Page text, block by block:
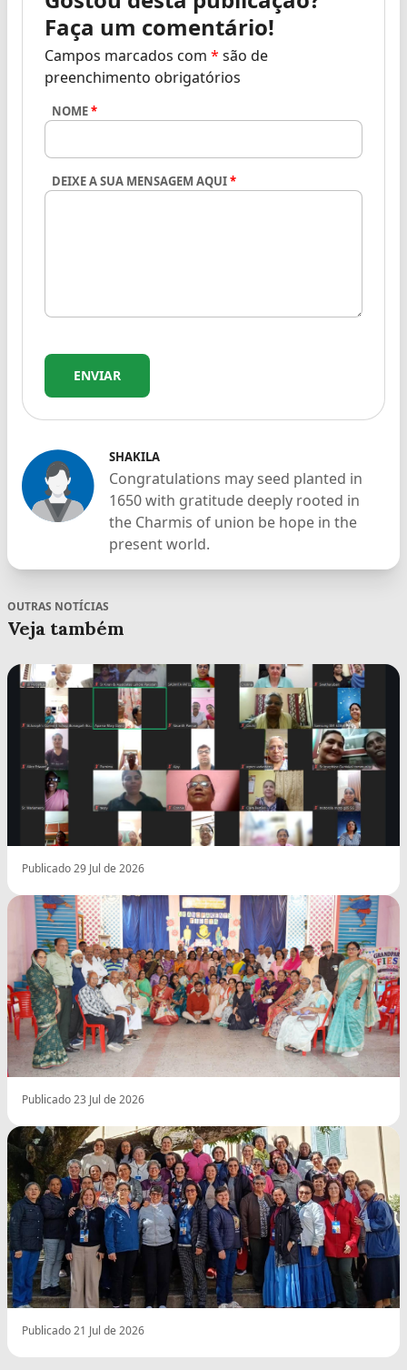
Faça um comentário!
Campos marcados com * são de
preenchimento obrigatórios
NOME*
DEIXE A SUA MENSAGEM AQUI*
ENVIAR
SHAKILA
Congratulations may seed planted in
1650 with gratitude deeply rooted in
the Charmis of union be hope in the
present world.
OUTRAS NOTÍCIAS
Veja também
Publicado 29 Jul de 2026
Publicado 23 Jul de 2026
Publicado 21 Jul de 2026